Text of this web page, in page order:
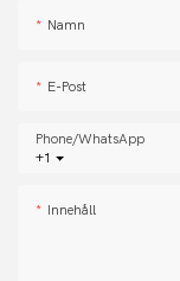
Namn
E-Post
+1
Phone/whatsApp
Innehåll